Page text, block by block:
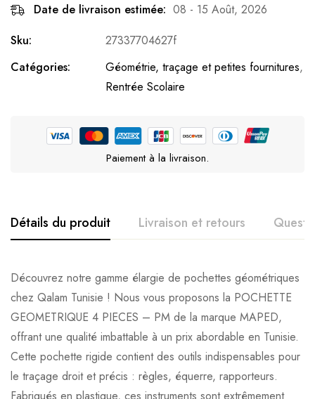
Date de livraison estimée: 08 - 15 Août, 2026
Sku:
27337704627f
Catégories:
Géométrie, traçage et petites fournitures,
Rentrée Scolaire
Paiement à la livraison.
Détails du produit Livraison et retours
Découvrez notre gamme élargie de pochettes géométriques
chez Qalam Tunisie ! Nous vous proposons la POCHETTE
GEOMETRIQUE 4 PIECES – PM de la marque MAPED,
offrant une qualité imbattable à un prix abordable en Tunisie.
Cette pochette rigide contient des outils indispensables pour
le traçage droit et précis : règles, équerre, rapporteurs.